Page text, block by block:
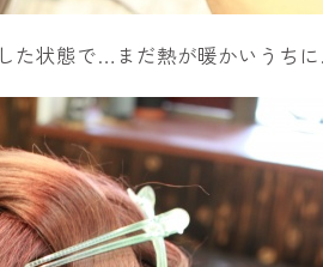
た状態で…まだ熱が暖かいうち